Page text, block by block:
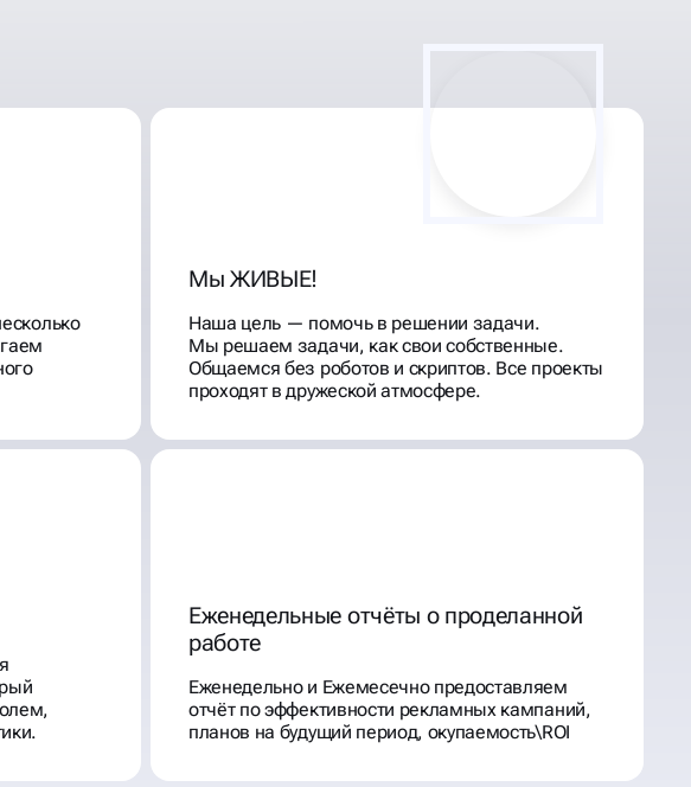
Мы ЖИВЫЕ!
Наша цель — помочь в решении задачи.
Мы решаем задачи, как свои собственные.
Общаемся без роботов и скриптов. Все проекты
проходят в дружеской атмосфере.
Еженедельные отчёты о проделанной
работе
Еженедельно и Ежемесечно предоставляем
отчёт по эффективности рекламных кампаний,
планов на будущий период, окупаемость\ROI